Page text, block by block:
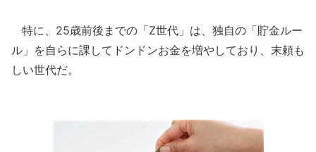
特に、25歳前後までの「Z世代」は、独自の「貯金ルー
ル」を自らに課してドンドンお金を増やしており、末頼も
しい世代だ。